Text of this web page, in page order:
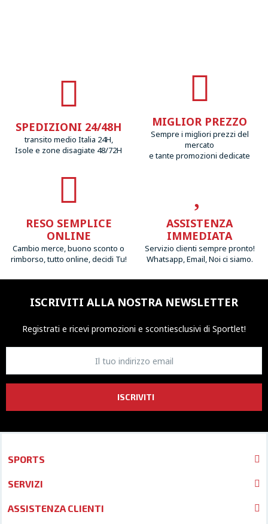
SPEDIZIONI 24/48H
transito medio Italia 24H,
Isole e zone disagiate 48/72H
MIGLIOR PREZZO
Sempre i migliori prezzi del
mercato
e tante promozioni dedicate
RESO SEMPLICE
ONLINE
Cambio merce, buono sconto o
rimborso, tutto online, decidi Tu!
ASSISTENZA
IMMEDIATA
Servizio clienti sempre pronto!
Whatsapp, Email, Noi ci siamo.
ISCRIVITI ALLA NOSTRA NEWSLETTER
Registrati e ricevi promozioni e scontiesclusivi di Sportlet!
ISCRIVITI
SPORTS
SERVIZI
ASSISTENZA CLIENTI